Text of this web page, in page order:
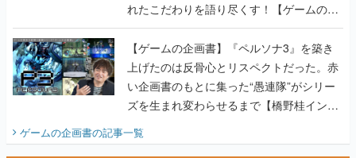
れたこだわりを語り尽くす！【ゲームの企
画書】
【ゲームの企画書】『ペルソナ3』を築き
上げたのは反骨心とリスペクトだった。赤
い企画書のもとに集った“愚連隊”がシリー
ズを生まれ変わらせるまで【橋野桂インタ
ビュー】
ゲームの企画書の記事一覧